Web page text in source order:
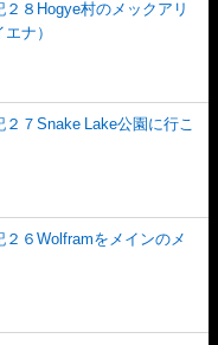
８Hogye村のメックアリ
ナ）
７Snake Lake公園に行こ
６Wolframをメインのメ